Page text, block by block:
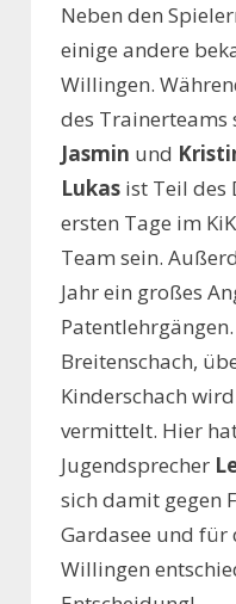
Neben den
einige andere
Willingen.
des Trainerteams
Jasmin und
Lukas ist Teil des
ersten Tage im
Team sein.
Jahr ein großes
Breitenschach,
Kinderschach
vermittelt. Hier
Jugendsprecher
sich damit gegen
Gardasee und für
Willingen